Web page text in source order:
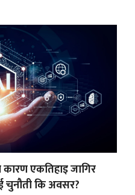
एकतिहाइ जागिर
चुनौती कि अवसर?